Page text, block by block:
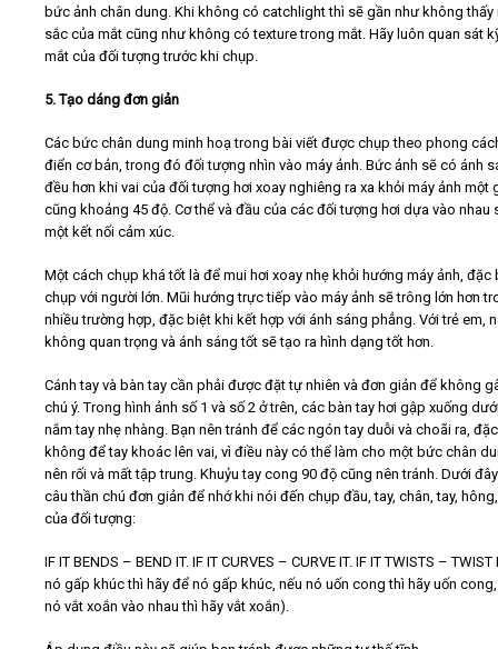
bức ảnh chân dung. Khi không có catchlight thì sẽ gần như không thấy
sắc của mắt cũng như không có texture trong mắt. Hãy luôn quan sát
mắt của đối tượng trước khi chụp.
5. Tạo dáng đơn giản
Các bức chân dung minh hoạ trong bài viết được chụp theo phong
điển cơ bản, trong đó đối tượng nhìn vào máy ảnh. Bức ảnh sẽ có ánh
đều hơn khi vai của đối tượng hơi xoay nghiêng ra xa khỏi máy ảnh một
cũng khoảng 45 độ. Cơ thể và đầu của các đối tượng hơi dựa vào nhau
một kết nối cảm xúc.
Một cách chụp khá tốt là để mui hơi xoay nhẹ khỏi hướng máy ảnh, đặc
chụp với người lớn. Mũi hướng trực tiếp vào máy ảnh sẽ trông lớn hơn
nhiều trường hợp, đặc biệt khi kết hợp với ánh sáng phẳng. Với trẻ em,
không quan trọng và ánh sáng tốt sẽ tạo ra hình dạng tốt hơn.
Cánh tay và bàn tay cần phải được đặt tự nhiên và đơn giản để không
chú ý. Trong hình ảnh số 1 và số 2 ở trên, các bàn tay hơi gập xuống
nắm tay nhẹ nhàng. Bạn nên tránh để các ngón tay duỗi và choãi ra,
không để tay khoác lên vai, vì điều này có thể làm cho một bức chân
nên rối và mất tập trung. Khuỷu tay cong 90 độ cũng nên tránh. Dưới
câu thần chú đơn giản để nhớ khi nói đến chụp đầu, tay, chân, tay,
của đối tượng:
IF IT BENDS – BEND IT. IF IT CURVES – CURVE IT. IF IT TWISTS – TWIST
nó gấp khúc thì hãy để nó gấp khúc, nếu nó uốn cong thì hãy uốn
nó vắt xoắn vào nhau thì hãy vắt xoắn).